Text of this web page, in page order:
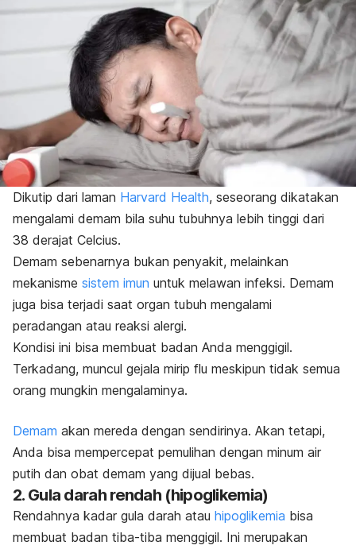
Dikutip dari laman Harvard Health, seseorang dikatakan
mengalami demam bila suhu tubuhnya lebih tinggi dari
38 derajat Celcius.
Demam sebenarnya bukan penyakit, melainkan
mekanisme sistem imun untuk melawan infeksi. Demam
juga bisa terjadi saat organ tubuh mengalami
peradangan atau reaksi alergi.
Kondisi ini bisa membuat badan Anda menggigil.
Terkadang, muncul gejala mirip flu meskipun tidak semua
orang mungkin mengalaminya.
Demam akan mereda dengan sendirinya. Akan tetapi,
Anda bisa mempercepat pemulihan dengan minum air
putih dan obat demam yang dijual bebas.
2. Gula darah rendah (hipoglikemia)
Rendahnya kadar gula darah atau hipoglikemia bisa
membuat badan tiba-tiba menggigil. Ini merupakan